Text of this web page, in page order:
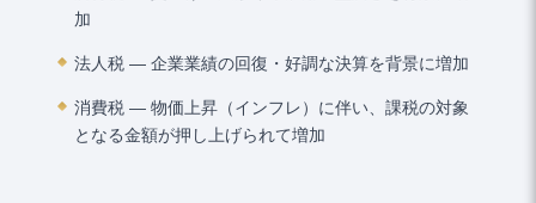
加
法人税 ― 企業業績の回復・好調な決算を背景に増加
消費税 ― 物価上昇（インフレ）に伴い、課税の対象
となる金額が押し上げられて増加